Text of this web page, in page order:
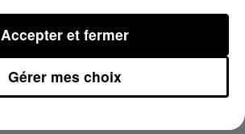
Gérer mes choix
Accepter et fermer